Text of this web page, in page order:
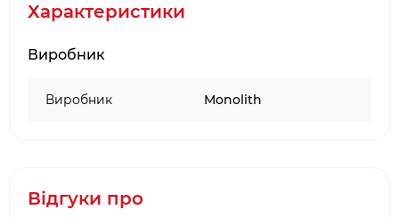
Колір: чорний
Вага: 1.35 кг
Характеристики
Виробник
Виробник Monolith
Відгуки про